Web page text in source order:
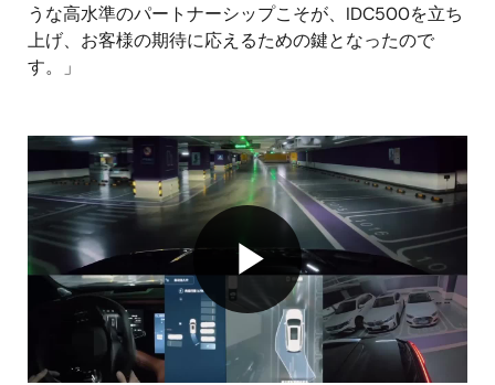
うな高水準のパートナーシップこそが、IDC500を立ち
上げ、お客様の期待に応えるための鍵となったので
す。」
Play